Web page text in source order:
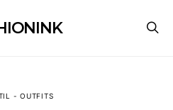
- OUTFITS